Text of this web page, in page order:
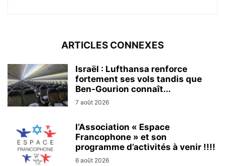
ARTICLES CONNEXES
Israël : Lufthansa renforce
fortement ses vols tandis que
Ben-Gourion connaît...
7 août 2026
l’Association « Espace
Francophone » et son
programme d’activités à venir !!!!
6 août 2026